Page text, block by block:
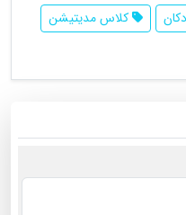
کلاس مدیتیشن